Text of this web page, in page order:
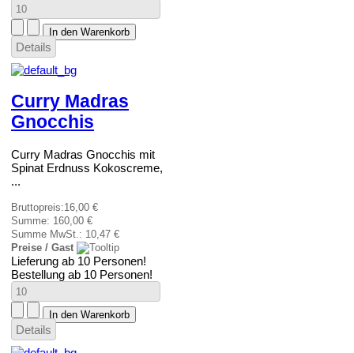
Details
Curry Madras
Gnocchis
Curry Madras Gnocchis mit
Spinat Erdnuss Kokoscreme,
...
Bruttopreis:16,00 €
Summe: 160,00 €
Summe MwSt.: 10,47 €
Preise / Gast
Lieferung ab 10 Personen!
Bestellung ab 10 Personen!
Details